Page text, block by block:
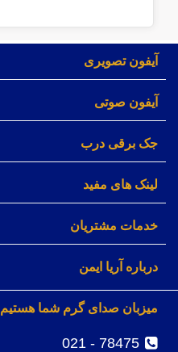
آیفون تصویری
آیفون صوتی
جک برقی درب
لینک های مفید
خدمات مشتریان
درباره آریا ایمن
میزبان صدای گرم شما هستیم
78475 - 021